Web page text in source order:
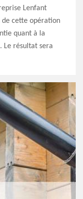
Lenfant
cette opération
quant à la
Le résultat sera